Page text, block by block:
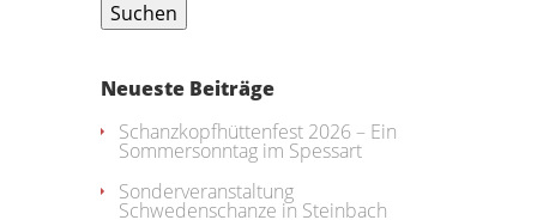
Neueste Beiträge
Schanzkopfhüttenfest 2026 – Ein
Sommersonntag im Spessart
Sonderveranstaltung
Schwedenschanze in Steinbach